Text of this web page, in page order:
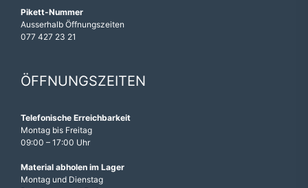
Pikett-Nummer
Ausserhalb Öffnungszeiten
077 427 23 21
ÖFFNUNGSZEITEN
Telefonische Erreichbarkeit
Montag bis Freitag
09:00 – 17:00 Uhr
Material abholen im Lager
Montag und Dienstag